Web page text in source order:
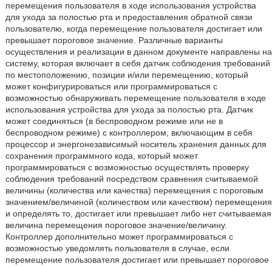
перемещения пользователя в ходе использования устройства
для ухода за полостью рта и предоставления обратной связи
пользователю, когда перемещение пользователя достигает или
превышает пороговое значение. Различные варианты
осуществления и реализации в данном документе направлены на
систему, которая включает в себя датчик соблюдения требований
по местоположению, позиции и/или перемещению, который
может конфигурироваться или программироваться с
возможностью обнаруживать перемещение пользователя в ходе
использования устройства для ухода за полостью рта. Датчик
может соединяться (в беспроводном режиме или не в
беспроводном режиме) с контроллером, включающим в себя
процессор и энергонезависимый носитель хранения данных для
сохранения программного кода, который может
программироваться с возможностью осуществлять проверку
соблюдения требований посредством сравнения считываемой
величины (количества или качества) перемещения с пороговым
значением/величиной (количеством или качеством) перемещения
и определять то, достигает или превышает либо нет считываемая
величина перемещения пороговое значение/величину.
Контроллер дополнительно может программироваться с
возможностью уведомлять пользователя в случае, если
перемещение пользователя достигает или превышает пороговое